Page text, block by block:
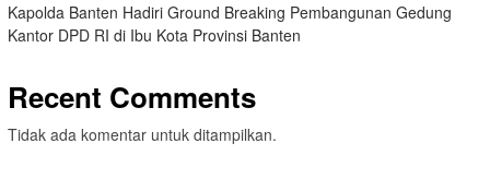
Kapolda Banten Hadiri Ground Breaking Pembangunan Gedung
Kantor DPD RI di Ibu Kota Provinsi Banten
Recent Comments
Tidak ada komentar untuk ditampilkan.